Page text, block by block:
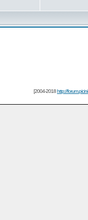
[2004-2018http://